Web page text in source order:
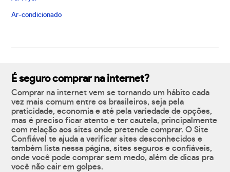
Ar-condicionado
É seguro comprar na internet?
Comprar na internet vem se tornando um hábito cada
vez mais comum entre os brasileiros, seja pela
praticidade, economia e até pela variedade de opções,
mas é preciso ficar atento e ter cautela, principalmente
com relação aos sites onde pretende comprar. O Site
Confiável te ajuda a verificar sites desconhecidos e
também lista nessa página, sites seguros e confiáveis,
onde você pode comprar sem medo, além de dicas pra
você não cair em golpes.